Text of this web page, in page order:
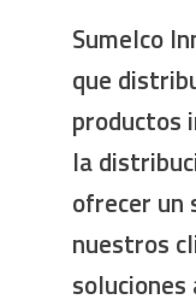
Sumelco
que
productos
la
ofrecer un
nuestros